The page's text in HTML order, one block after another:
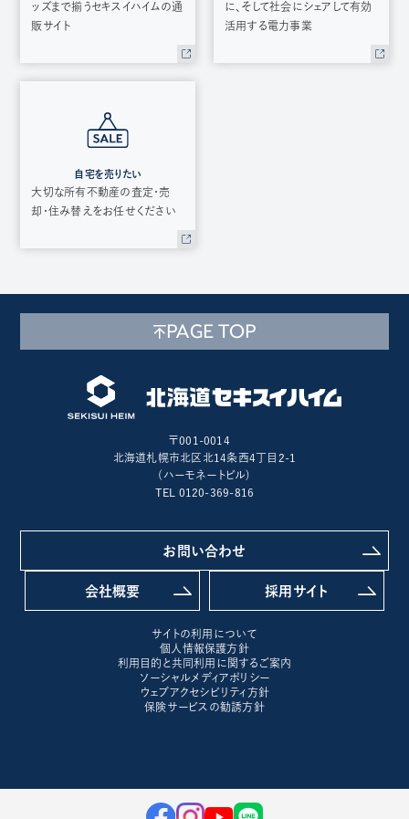
ッズまで揃うセキスイハイムの通
販サイト
に、そして社会にシェアして有効
活用する電力事業
自宅を売りたい
大切な所有不動産の査定・売
却・住み替えをお任せください
PAGE TOP
〒001-0014
北海道札幌市北区北14条西4丁目2-1
(ハーモネートビル)
TEL 0120-369-816
お問い合わせ
会社概要 採用サイト
サイトの利用について
個人情報保護方針
利用目的と共同利用に関するご案内
ソーシャルメディアポリシー
ウェブアクセシビリティ方針
保険サービスの勧誘方針